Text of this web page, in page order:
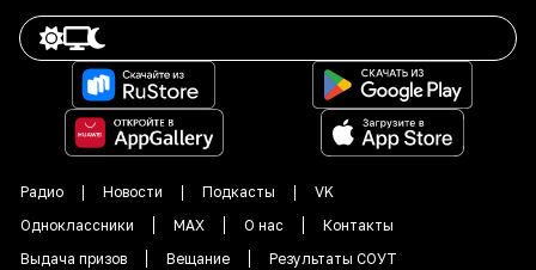
Радио Новости Подкасты
VK
Одноклассники
MAX О нас
Контакты
Выдача призов
Вещание Результаты СОУТ